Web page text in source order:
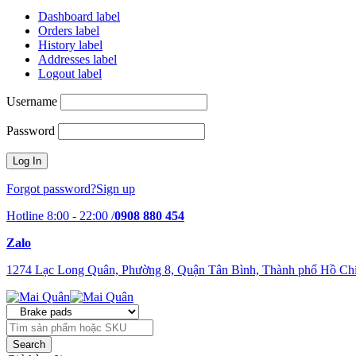
Dashboard label
Orders label
History label
Addresses label
Logout label
Username
Password
Forgot password?Sign up
Hotline 8:00 - 22:00 /0908 880 454
Zalo
1274 Lạc Long Quân, Phường 8, Quận Tân Bình, Thành phố Hồ